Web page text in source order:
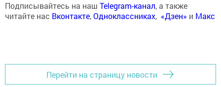
Подписывайтесь на наш Telegram-канал, а также
читайте нас Вконтакте,Одноклассниках, «Дзен» и Макс
Перейти на страницу новости